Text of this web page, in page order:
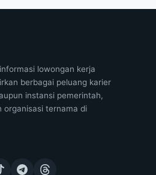
lowongan kerja
berbagai peluang karier
instansi pemerintah,
organisasi ternama di